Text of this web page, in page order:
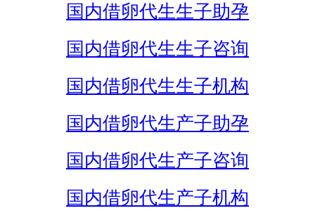
国内借卵代生生子助孕
国内借卵代生生子咨询
国内借卵代生生子机构
国内借卵代生产子助孕
国内借卵代生产子咨询
国内借卵代生产子机构